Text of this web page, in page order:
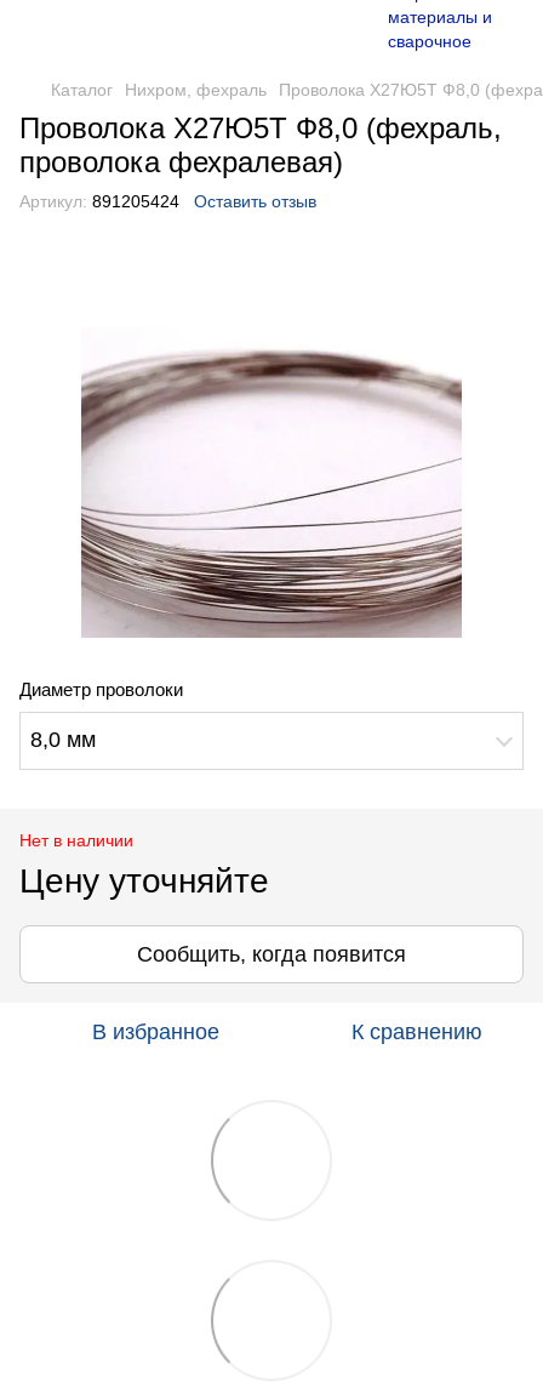
Каталог Нихром, фехраль Проволока Х27Ю5Т Ф8,0
Проволока Х27Ю5Т Ф8,0 (фехраль,
проволока фехралевая)
Артикул: 891205424 Оставить отзыв
Диаметр проволоки
8,0 мм
Нет в наличии
Цену уточняйте
Сообщить, когда появится
В избранное К сравнению